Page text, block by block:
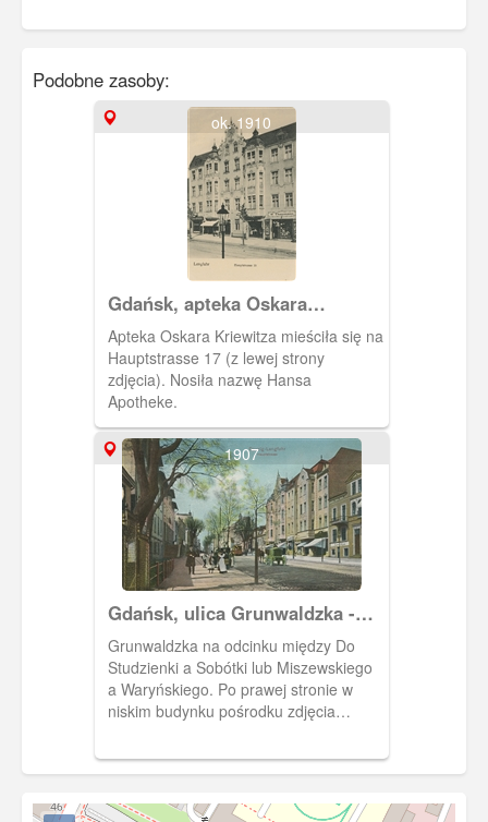
Podobne zasoby:
ok. 1910
Gdańsk, apteka Oskara
Kriewitza we Wrzeszczu
Apteka Oskara Kriewitza mieściła się na
Hauptstrasse 17 (z lewej strony
zdjęcia). Nosiła nazwę Hansa
Apotheke.
1907
Gdańsk, ulica Grunwaldzka -
Hauptstrasse
Grunwaldzka na odcinku między Do
Studzienki a Sobótki lub Miszewskiego
a Waryńskiego. Po prawej stronie w
niskim budynku pośrodku zdjęcia
należący do Alberta Klinka. Na miejscu
tego budynku powstał hotel (obecnie
skwer im. Anny Walentynowicz).